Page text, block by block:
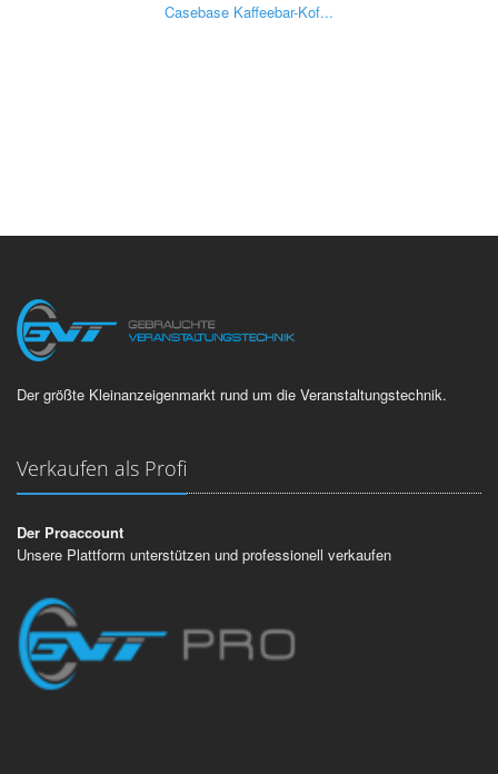
Casebase Kaffeebar-Kof...
Der größte Kleinanzeigenmarkt rund um die Veranstaltungstechnik.
Verkaufen als Profi
Der Proaccount
Unsere Plattform unterstützen und professionell verkaufen